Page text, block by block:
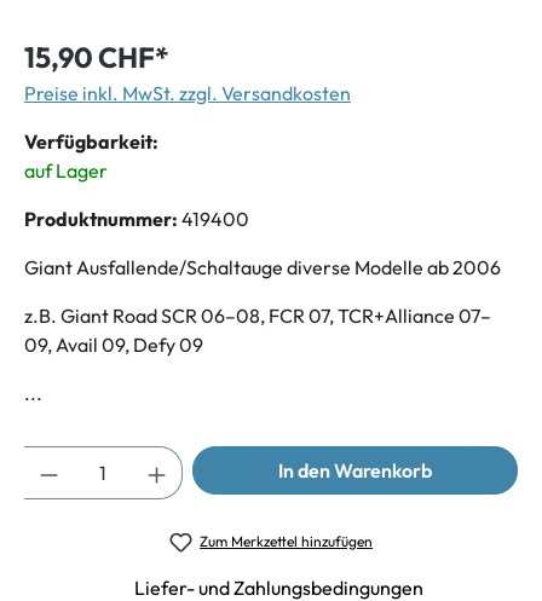
15,90 CHF*
Preise inkl. MwSt. zzgl. Versandkosten
Verfügbarkeit:
auf Lager
Produktnummer: 419400
Giant Ausfallende/Schaltauge diverse Modelle ab 2006
z.B. Giant Road SCR 06–08, FCR 07, TCR+Alliance 07–
09, Avail 09, Defy 09
...
In den Warenkorb
Zum Merkzettel hinzufügen
Liefer- und Zahlungsbedingungen